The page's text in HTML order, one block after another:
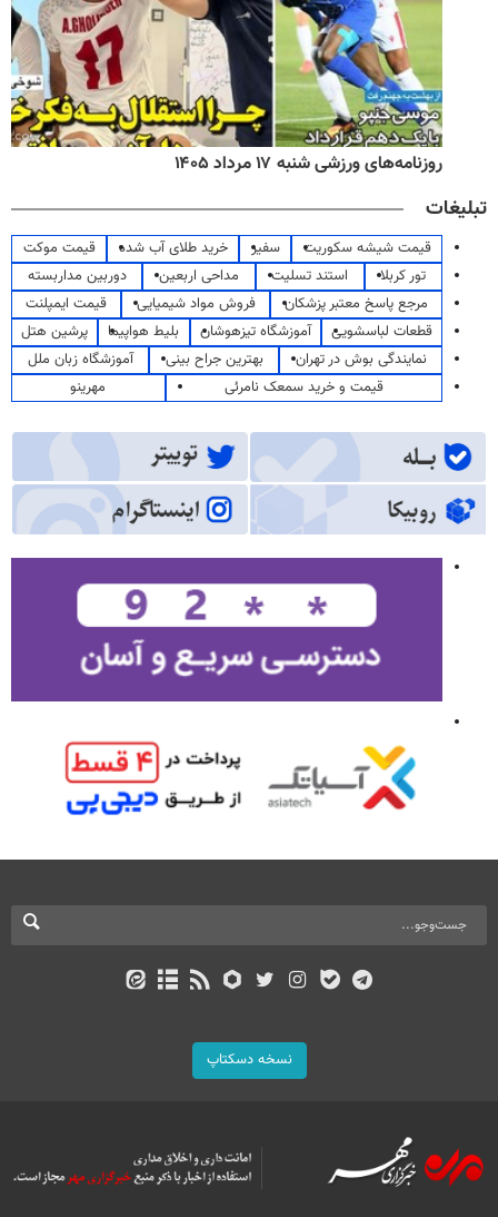
روزنامه‌های ورزشی شنبه ۱۷ مرداد ۱۴۰۵
تبلیغات
قیمت شیشه سکوریت سفیر خرید طلای آب شده
قیمت موکت
تور کربلا
استند تسلیت مداحی اربعین
دوربین مداربسته
مرجع پاسخ معتبر پزشکان
فروش مواد شیمیایی
قیمت ایمپلنت
قطعات لباسشویی
آموزشگاه تیزهوشان بلیط هواپیما
پرشین هتل
نمایندگی بوش در تهران
بهترین جراح بینی
آموزشگاه زبان ملل
قیمت و خرید سمعک نامرئی
مهرینو
نسخه دسکتاپ